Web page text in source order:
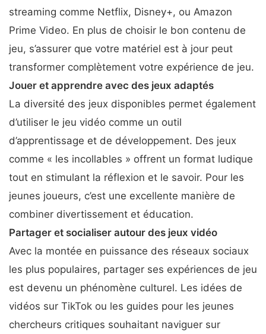
streaming comme Netflix, Disney+, ou Amazon
Prime Video. En plus de choisir le bon contenu de
jeu, s’assurer que votre matériel est à jour peut
transformer complètement votre expérience de jeu.
Jouer et apprendre avec des jeux adaptés
La diversité des jeux disponibles permet également
d’utiliser le jeu vidéo comme un outil
d’apprentissage et de développement. Des jeux
comme « les incollables » offrent un format ludique
tout en stimulant la réflexion et le savoir. Pour les
jeunes joueurs, c’est une excellente manière de
combiner divertissement et éducation.
Partager et socialiser autour des jeux vidéo
Avec la montée en puissance des réseaux sociaux
les plus populaires, partager ses expériences de jeu
est devenu un phénomène culturel. Les idées de
vidéos sur TikTok ou les guides pour les jeunes
chercheurs critiques souhaitant naviguer sur